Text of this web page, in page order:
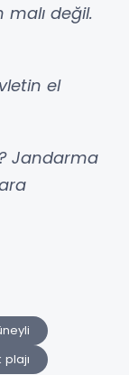
malı değil.
el
Jandarma